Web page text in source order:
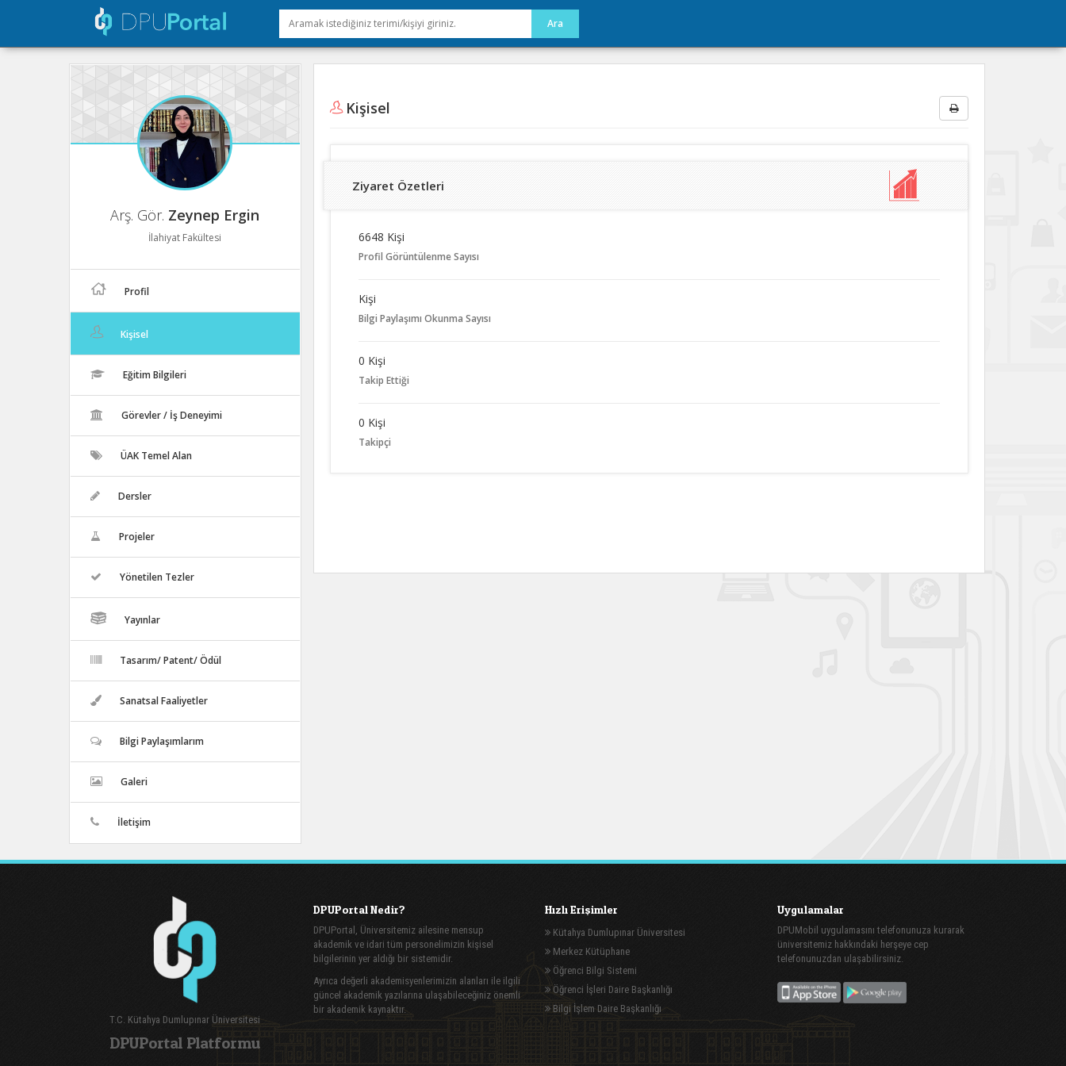
Arş. Gör. Zeynep Ergin
İlahiyat Fakültesi
Profil
Kişisel
Eğitim Bilgileri
Görevler / İş Deneyimi
ÜAK Temel Alan
Dersler
Projeler
Yönetilen Tezler
Yayınlar
Tasarım/ Patent/ Ödül
Sanatsal Faaliyetler
Bilgi Paylaşımlarım
Galeri
İletişim
Kişisel
Ziyaret Özetleri
6648 Kişi
Profil Görüntülenme Sayısı
Kişi
Bilgi Paylaşımı Okunma Sayısı
0 Kişi
Takip Ettiği
0 Kişi
Takipçi
T.C. Kütahya Dumlupınar Üniversitesi
DPUPortal Platformu
DPUPortal Nedir?
DPUPortal, Üniversitemiz ailesine mensup
akademik ve idari tüm personelimizin kişisel
bilgilerinin yer aldığı bir sistemidir.
Ayrıca değerli akademisyenlerimizin alanları ile ilgili
güncel akademik yazılarına ulaşabileceğiniz önemli
bir akademik kaynaktır.
Hızlı Erişimler
Kütahya Dumlupınar Üniversitesi
Merkez Kütüphane
Öğrenci Bilgi Sistemi
Öğrenci İşleri Daire Başkanlığı
Bilgi İşlem Daire Başkanlığı
Uygulamalar
DPUMobil uygulamasını telefonunuza kurarak
üniversitemiz hakkındaki herşeye cep
telefonunuzdan ulaşabilirsiniz.